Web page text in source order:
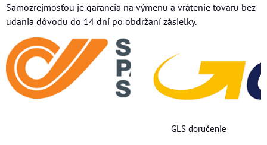
Samozrejmosťou je garancia na výmenu a vrátenie tovaru bez
udania dôvodu do 14 dní po obdržaní zásielky.
GLS doručenie